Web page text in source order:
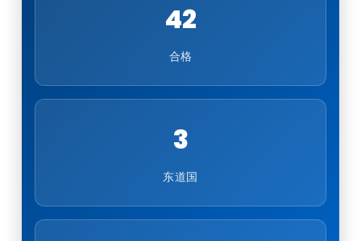
42
合格
3
东道国